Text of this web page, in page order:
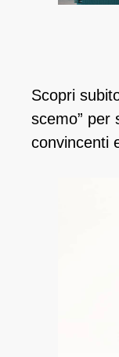
Scopri
scemo” per
convincenti